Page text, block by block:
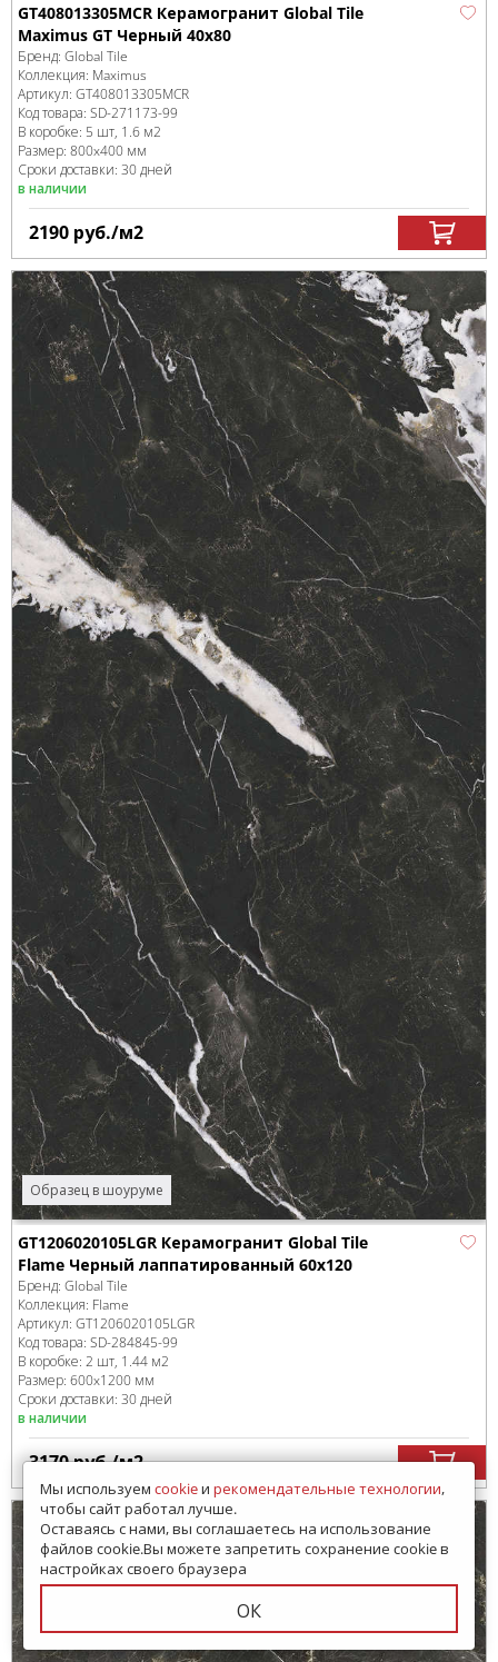
GT408013305MCR Керамогранит Global Tile
Maximus GT Черный 40x80
Бренд: Global Tile
Коллекция: Maximus
Артикул: GT408013305MCR
Код товара: SD-271173-99
В коробке: 5 шт, 1.6 м2
Размер: 800x400 мм
Сроки доставки: 30 дней
в наличии
2190 руб./м2
Образец в шоуруме
GT1206020105LGR Керамогранит Global Tile
Flame Черный лаппатированный 60x120
Бренд: Global Tile
Коллекция: Flame
Артикул: GT1206020105LGR
Код товара: SD-284845-99
В коробке: 2 шт, 1.44 м2
Размер: 600x1200 мм
Сроки доставки: 30 дней
в наличии
3170руб./м2
Мы используем cookieи рекомендательные технологии,
чтобы сайт работал лучше.
Оставаясь с нами, вы соглашаетесь на использование
файлов cookie.Вы можете запретить сохранение cookie в
настройках своего браузера
ОК